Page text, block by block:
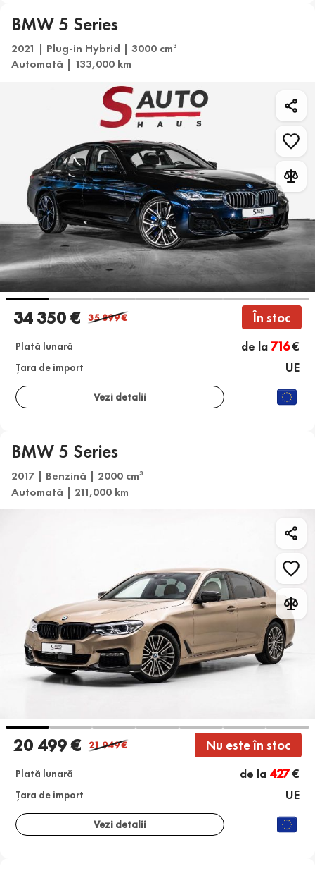
BMW 5 Series
2021 | Plug-in Hybrid | 3000 cm3
Automată | 133,000 km
34 350 € 35 899€ În stoc
Plată lunară de la 716€
Țara de import UE
Vezi detalii
BMW 5 Series
2017 | Benzină | 2000 cm3
Automată | 211,000 km
20 499 € 21 949€ Nu este în stoc
Plată lunară de la 427€
Țara de import UE
Vezi detalii